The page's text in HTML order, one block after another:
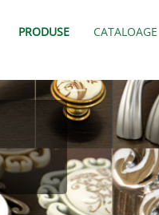
PRODUSE CATALOAGE